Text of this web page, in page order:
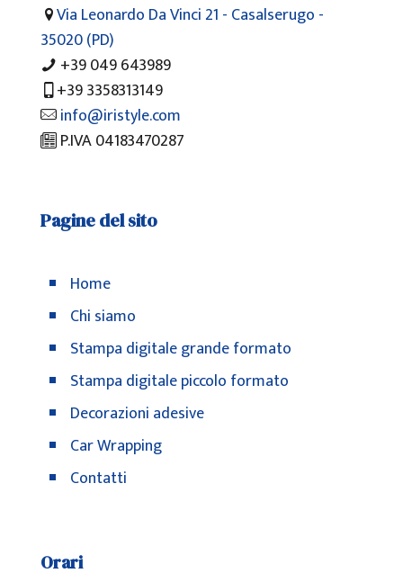
Via Leonardo Da Vinci 21 - Casalserugo -
35020 (PD)
+39 049 643989
+39 3358313149
info@iristyle.com
P.IVA 04183470287
Pagine del sito
Home
Chi siamo
Stampa digitale grande formato
Stampa digitale piccolo formato
Decorazioni adesive
Car Wrapping
Contatti
Orari